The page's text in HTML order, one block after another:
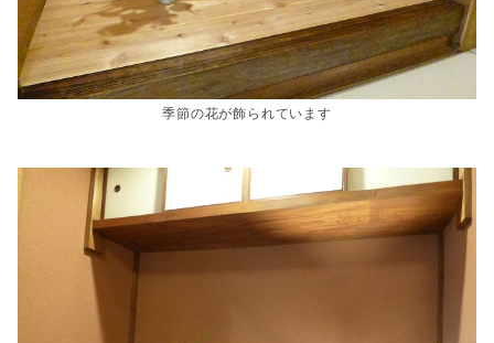
季節の花が飾られています